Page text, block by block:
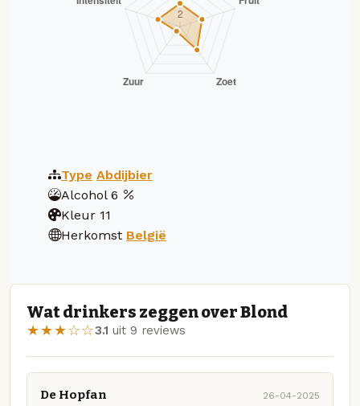
Type Abdijbier
Alcohol 6
Kleur 11
Herkomst België
Wat drinkers zeggen over Blond
★★★☆☆3.1 uit 9 reviews
De Hopfan 26-04-2025